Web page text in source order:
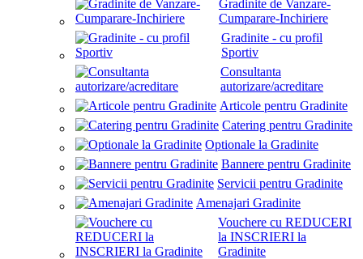
Gradinite de Vanzare-
Cumparare-Inchiriere
Gradinite - cu profil
Sportiv
Consultanta
autorizare/acreditare
Articole pentru Gradinite
Catering pentru Gradinite
Optionale la Gradinite
Bannere pentru Gradinite
Servicii pentru Gradinite
Amenajari Gradinite
Vouchere cu REDUCERI
la INSCRIERI la
Gradinite